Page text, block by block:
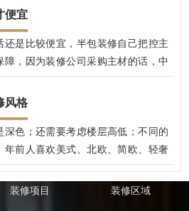
便宜
还是比较便宜，半包装修自己把控主
障，因为装修公司采购主材的话，中
的。
风格
深色；还需要考虑楼层高低；不同的
年前人喜欢美式、北欧、简欧、轻奢
欢新中式、欧式、简约等，因人而
修风格的，可以参考装修效果图，喜
装修项目 装修区域